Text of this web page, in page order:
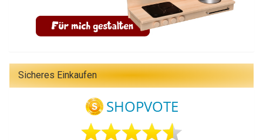
Sicheres Einkaufen